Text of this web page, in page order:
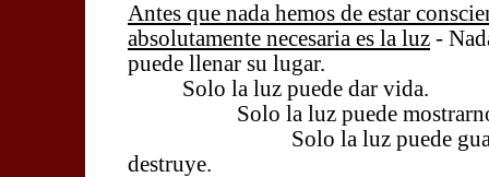
Antes que nada hemos de estar
absolutamente necesaria es la luz -
puede llenar su lugar.
Solo la luz puede dar vida.
Solo la luz puede mostrarnos
Solo la luz puede
destruye.